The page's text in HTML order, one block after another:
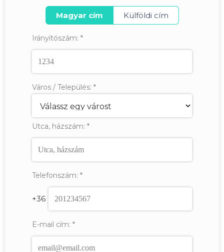
Magyar cím Külföldi cím
Irányítószám: *
Város / Település: *
Utca, házszám: *
Telefonszám: *
+36
E-mail cím: *